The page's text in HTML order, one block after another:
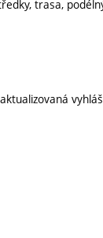
trasa,